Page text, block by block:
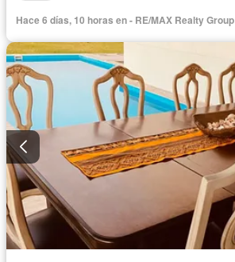
Hace 6 días, 10 horas en - RE/MAX Realty Group